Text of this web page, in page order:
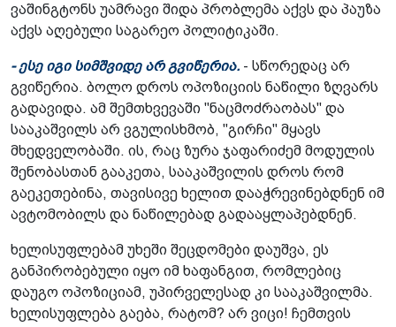
ვაშინგტონს უამრავი შიდა პრობლემა აქვს და პაუზა
აქვს აღებული საგარეო პოლიტიკაში.
- ესე იგი სიმშვიდე არ გვიწერია. - სწორედაც არ
გვიწერია. ბოლო დროს ოპოზიციის ნაწილი ზღვარს
გადავიდა. ამ შემთხვევაში "ნაცმოძრაობას" და
სააკაშვილს არ ვგულისხმობ, "გირჩი" მყავს
მხედველობაში. ის, რაც ზურა ჯაფარიძემ მოდულის
შენობასთან გააკეთა, სააკაშვილის დროს რომ
გაეკეთებინა, თავისივე ხელით დააჭრევინებდნენ იმ
ავტომობილს და ნაწილებად გადააყლაპებდნენ.
ხელისუფლებამ უხეში შეცდომები დაუშვა, ეს
განპირობებული იყო იმ ხაფანგით, რომლებიც
დაუგო ოპოზიციამ, უპირველესად კი სააკაშვილმა.
ხელისუფლება გაება, რატომ? არ ვიცი! ჩემთვის